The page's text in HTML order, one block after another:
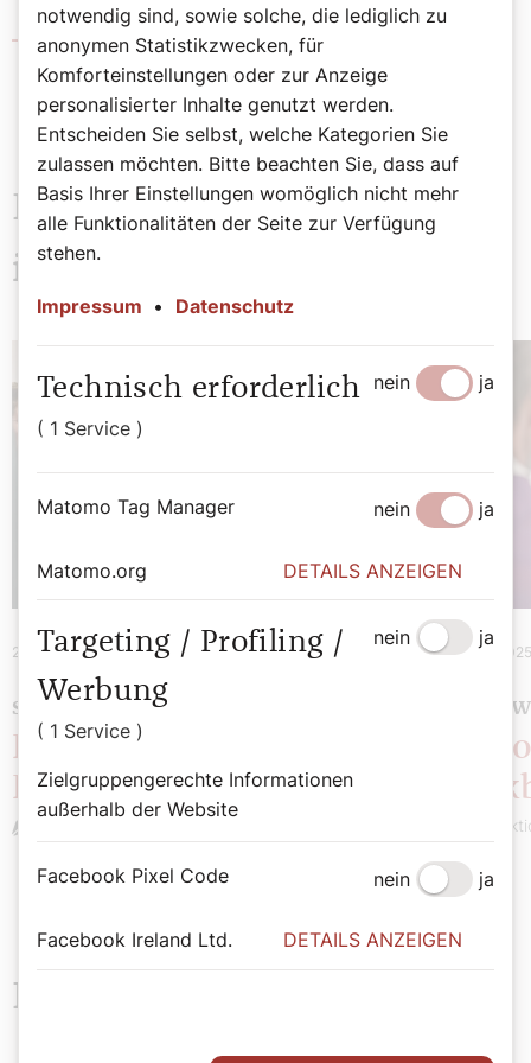
Pfarre Gaweinstal
Das könnte Sie auch
interessieren
21. Mai 2025 |Chronik
SEHENSWERT
Potpourri: Diözesaner
Rückblick
10. März
Neueste Beiträge
notwendig sind, sowie solche, die lediglich zu
anonymen Statistikzwecken, für
Komforteinstellungen oder zur Anzeige
personalisierter Inhalte genutzt werden.
Entscheiden Sie selbst, welche Kategorien Sie
zulassen möchten. Bitte beachten Sie, dass auf
Basis Ihrer Einstellungen womöglich nicht mehr
alle Funktionalitäten der Seite zur Verfügung
stehen.
Impressum • Datenschutz
Technisch erforderlich
( 1 Service )
nein ja
Matomo Tag Manager nein ja
Matomo.org DETAILS ANZEIGEN
Targeting / Profiling /
Werbung
( 1 Service )
Zielgruppengerechte Informationen
außerhalb der Website
nein ja
Facebook Pixel Code nein ja
Facebook Ireland Ltd. DETAILS ANZEIGEN